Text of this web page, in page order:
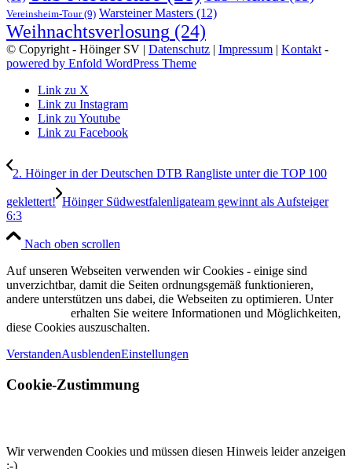
Vereinsheim-Tour(9) Warsteiner Masters (12)
Weihnachtsverlosung (24)
© Copyright - Höinger SV | Datenschutz | Impressum | Kontakt -
powered by Enfold WordPress Theme
Link zu X
Link zu Instagram
Link zu Youtube
Link zu Facebook
2. Höinger in der Deutschen DTB Rangliste unter die TOP 100
geklettert! Höinger Südwestfalenligateam gewinnt als Aufsteiger
6:3
Nach oben scrollen
Auf unseren Webseiten verwenden wir Cookies - einige sind
unverzichtbar, damit die Seiten ordnungsgemäß funktionieren,
andere unterstützen uns dabei, die Webseiten zu optimieren. Unter
erhalten Sie weitere Informationen und Möglichkeiten,
diese Cookies auszuschalten.
VerstandenAusblendenEinstellungen
Cookie-Zustimmung
Wir verwenden Cookies und müssen diesen Hinweis leider anzeigen
;-)